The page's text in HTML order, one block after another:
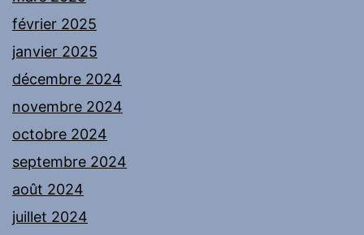
février 2025
janvier 2025
décembre 2024
novembre 2024
octobre 2024
septembre 2024
août 2024
juillet 2024